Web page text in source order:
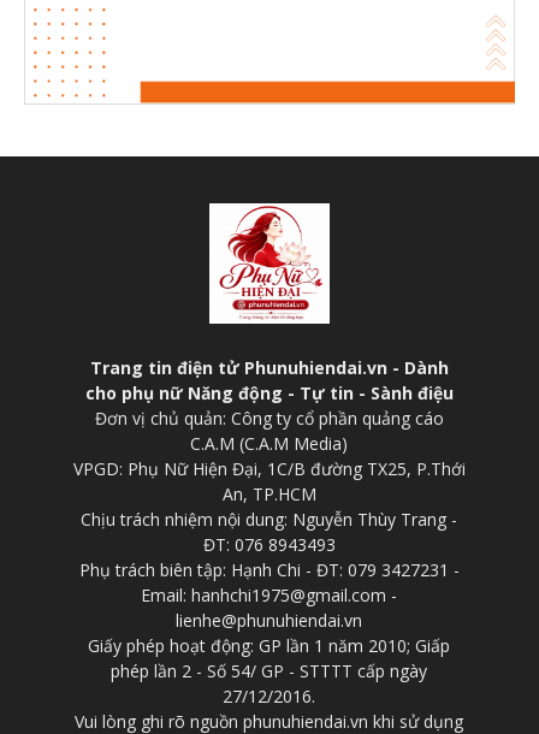
Trang tin điện tử Phunuhiendai.vn - Dành
cho phụ nữ Năng động - Tự tin - Sành điệu
Đơn vị chủ quản: Công ty cổ phần quảng cáo
C.A.M (C.A.M Media)
VPGD: Phụ Nữ Hiện Đại, 1C/B đường TX25, P.Thới
An, TP.HCM
Chịu trách nhiệm nội dung: Nguyễn Thùy Trang -
ĐT: 076 8943493
Phụ trách biên tập: Hạnh Chi - ĐT: 079 3427231 -
Email: hanhchi1975@gmail.com -
lienhe@phunuhiendai.vn
Giấy phép hoạt động: GP lần 1 năm 2010; Giấp
phép lần 2 - Số 54/ GP - STTTT cấp ngày
27/12/2016.
Vui lòng ghi rõ nguồn phunuhiendai.vn khi sử dụng